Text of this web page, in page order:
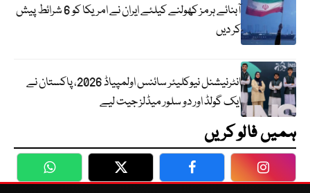
آبنائے ہرمز کھولنے کیلئے ایران نے امریکا کو 6 شرائط پیش
کر دیں
انٹرنیشنل نیوکلیئر سائنس اولمپیاڈ 2026، پاکستان نے
ایک گولڈ اور دو سلور میڈلز جیت لیے
ہمیں فالو کریں
WhatsApp Twitter Facebook